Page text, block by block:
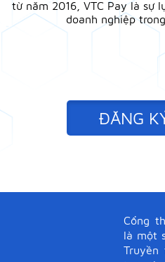
từ năm 2016, VTC Pay là sự
doanh nghiệp
ĐĂNG
Cổng
là một
Truyền